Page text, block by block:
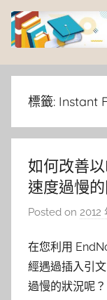
Skip
content
臺
灣
大
學
圖
書
館
標籤: Instant
如何改善
速度過慢
Posted on 2012
在您利用
經遇過插入引
過慢的狀況呢？